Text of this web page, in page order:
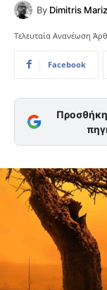
By Dimitris
Τελευταία Ανανέωση
Facebook